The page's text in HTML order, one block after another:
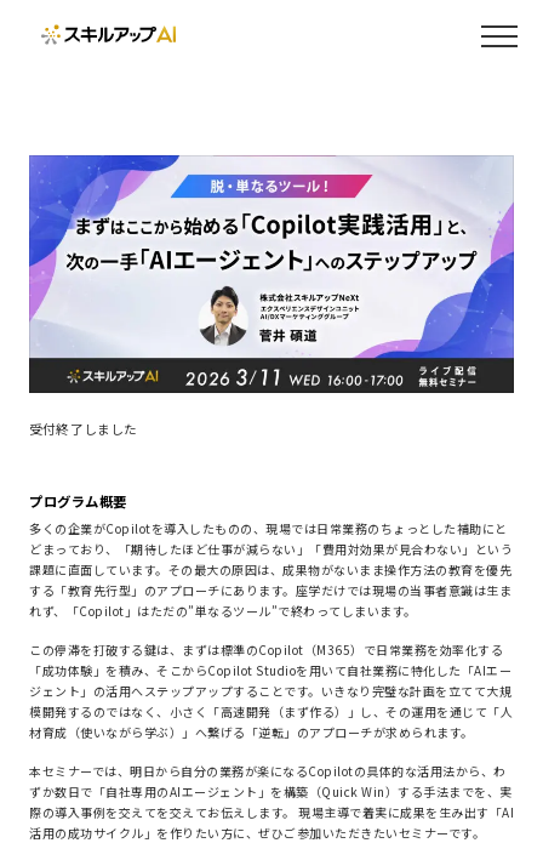
受付終了しました
プログラム概要
多くの企業がCopilotを導入したものの、現場では日常業務のちょっとした補助にと
どまっており、「期待したほど仕事が減らない」「費用対効果が見合わない」という
課題に直面しています。その最大の原因は、成果物がないまま操作方法の教育を優先
する「教育先行型」のアプローチにあります。座学だけでは現場の当事者意識は生ま
れず、「Copilot」はただの”単なるツール”で終わってしまいます。
この停滞を打破する鍵は、まずは標準のCopilot（M365）で日常業務を効率化する
「成功体験」を積み、そこからCopilot Studioを用いて自社業務に特化した「AIエー
ジェント」の活用へステップアップすることです。いきなり完璧な計画を立てて大規
模開発するのではなく、小さく「高速開発（まず作る）」し、その運用を通じて「人
材育成（使いながら学ぶ）」へ繋げる「逆転」のアプローチが求められます。
本セミナーでは、明日から自分の業務が楽になるCopilotの具体的な活用法から、わ
ずか数日で「自社専用のAIエージェント」を構築（Quick Win）する手法までを、実
際の導入事例を交えてを交えてお伝えします。 現場主導で着実に成果を生み出す「AI
活用の成功サイクル」を作りたい方に、ぜひご参加いただきたいセミナーです。